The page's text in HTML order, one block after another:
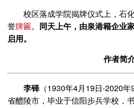
校区落成学院揭牌仪式上，石
誉牌匾。 同天上午，由泉港籍企业
启用。
作者简
李铎（1930年4月19日-2020
省醴陵市，毕业于信阳步兵学校，